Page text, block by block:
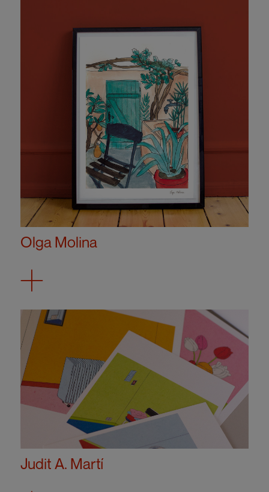
Olga Molina
Judit A. Martí